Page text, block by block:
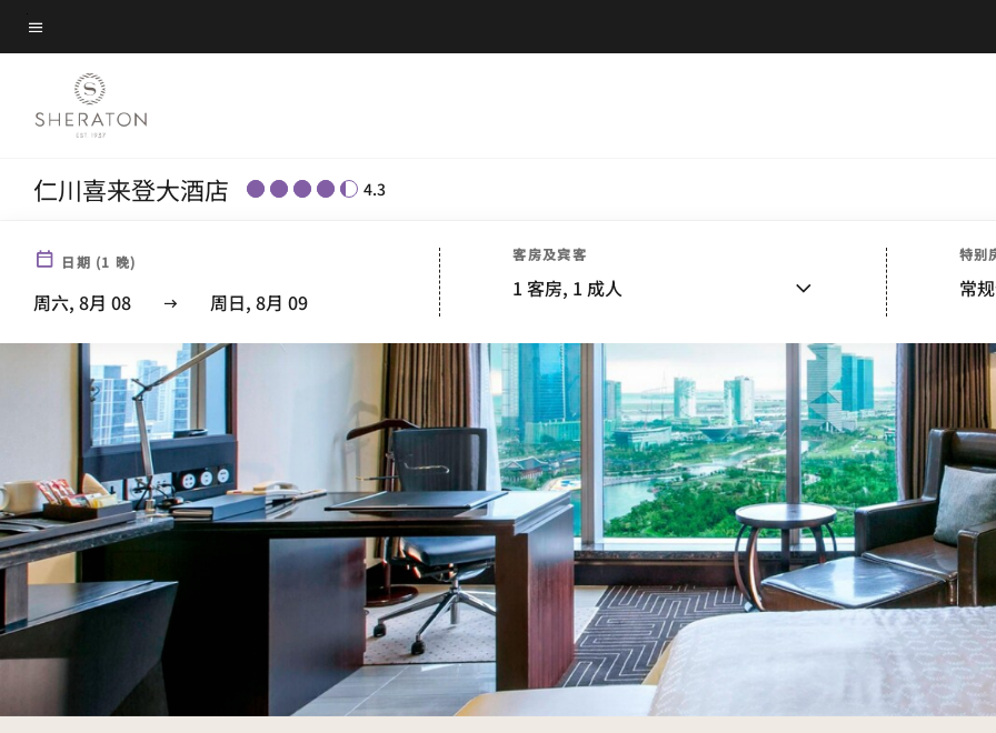
Skip
to
content
菜单文本
仁川喜来登大酒店 4.3
日期 (1 晚)
周六, 8月 08 周日, 8月 09
客房及宾客
1 客房, 1 成人
特别
常